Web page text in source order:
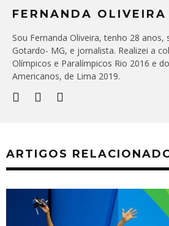
FERNANDA OLIVEIRA
Sou Fernanda Oliveira, tenho 28 anos,
Gotardo- MG, e jornalista. Realizei a
Olímpicos e Paralímpicos Rio 2016 e
Americanos, de Lima 2019.
ARTIGOS